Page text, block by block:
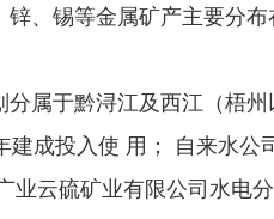
、锡等金属矿产主要分布
属于黔浔江及西江（梧州
成投入使 用； 自来水公
业云硫矿业有限公司水电